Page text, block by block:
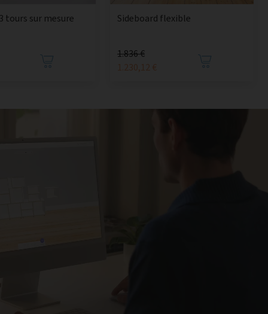
tours sur mesure Sideboard flexible
1.836 €
1.230,12 €